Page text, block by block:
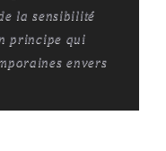
la sensibilité
principe qui
envers